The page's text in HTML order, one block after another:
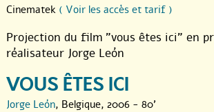
Cinematek ( Voir les accès et tarif )
Projection du film "vous êtes ici" en
réalisateur Jorge León
VOUS ÊTES ICI
Jorge León, Belgique, 2006 - 80'